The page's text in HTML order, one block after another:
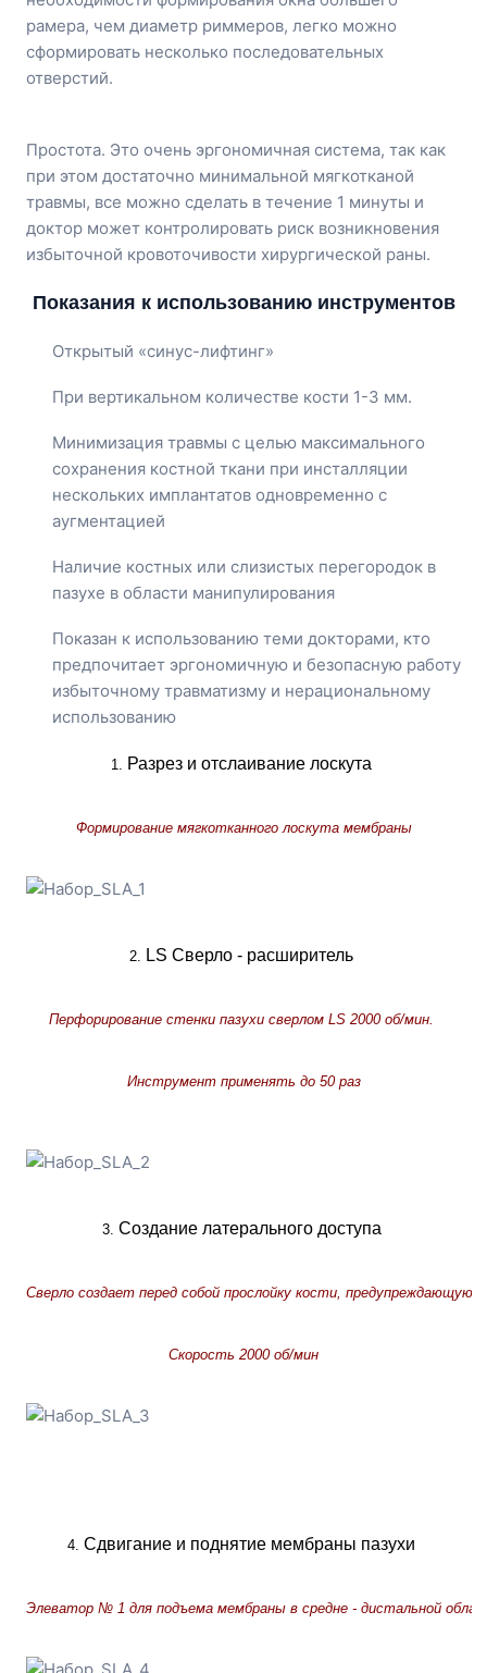
рамера, чем диаметр риммеров, легко можно
сформировать несколько последовательных
отверстий.
Простота. Это очень эргономичная система, так как
при этом достаточно минимальной мягкотканой
травмы, все можно сделать в течение 1 минуты и
доктор может контролировать риск возникновения
избыточной кровоточивости хирургической раны.
Показания к использованию инструментов
Открытый «синус-лифтинг»
При вертикальном количестве кости 1-3 мм.
Минимизация травмы с целью максимального
сохранения костной ткани при инсталляции
нескольких имплантатов одновременно с
аугментацией
Наличие костных или слизистых перегородок в
пазухе в области манипулирования
Показан к использованию теми докторами, кто
предпочитает эргономичную и безопасную работу
избыточному травматизму и нерациональному
использованию
1. Разрез и отслаивание лоскута
Формирование мягкотканного лоскута мембраны
2. LS Сверло - расширитель
Перфорирование стенки пазухи сверлом LS 2000 об/мин.
Инструмент применять до 50 раз
3. Создание латерального доступа
Сверло создает перед собой прослойку кости, предупреждающую
Скорость 2000 об/мин
4. Сдвигание и поднятие мембраны пазухи
Элеватор № 1 для подъема мембраны в средне - дистальной